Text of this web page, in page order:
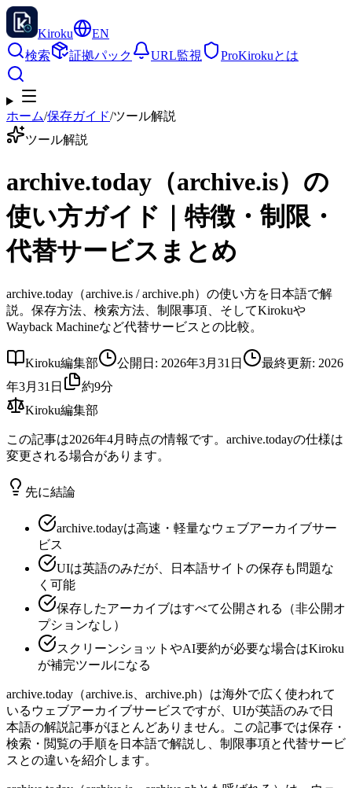
Kiroku
EN
検索
証拠パック URL監視 ProKirokuとは
ホーム/保存ガイド/ツール解説
ツール解説
archive.today（archive.is）の
使い方ガイド｜特徴・制限・
代替サービスまとめ
archive.today（archive.is / archive.ph）の使い方を日本語で解
説。保存方法、検索方法、制限事項、そしてKirokuや
Wayback Machineなど代替サービスとの比較。
Kiroku編集部 公開日 : 2026年3月31日 最終更新: 2026
年3月31日
約9分
Kiroku編集部
この記事は2026年4月時点の情報です。archive.todayの仕様は
変更される場合があります。
先に結論
archive.todayは高速・軽量なウェブアーカイブサー
ビス
UIは英語のみだが、日本語サイトの保存も問題な
く可能
保存したアーカイブはすべて公開される（非公開オ
プションなし）
スクリーンショットやAI要約が必要な場合はKiroku
が補完ツールになる
archive.today（archive.is、archive.ph）は海外で広く使われて
いるウェブアーカイブサービスですが、UIが英語のみで日
本語の解説記事がほとんどありません。この記事では保存・
検索・閲覧の手順を日本語で解説し、制限事項と代替サービ
スとの違いを紹介します。